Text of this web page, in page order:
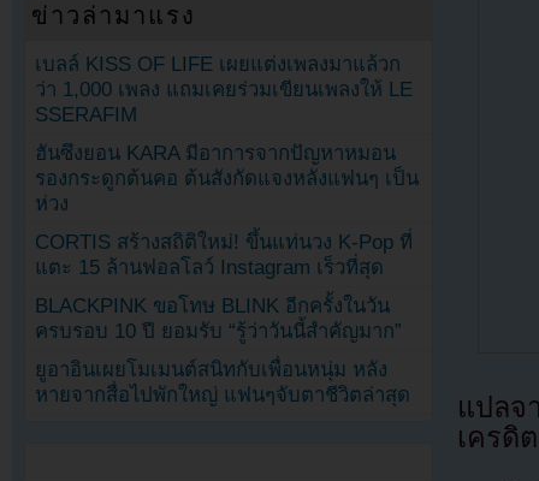
แปล
เครดิ
ข่าวล่ามาแรง
เบลล์ KISS OF LIFE เผยแต่งเพลงมาแล้วก
ว่า 1,000 เพลง แถมเคยร่วมเขียนเพลงให้ LE
SSERAFIM
ฮันซึงยอน KARA มีอาการจากปัญหาหมอน
รองกระดูกต้นคอ ต้นสังกัดแจงหลังแฟนๆ เป็น
ห่วง
CORTIS สร้างสถิติใหม่! ขึ้นแท่นวง K-Pop ที่
แตะ 15 ล้านฟอลโลว์ Instagram เร็วที่สุด
BLACKPINK ขอโทษ BLINK อีกครั้งในวัน
ครบรอบ 10 ปี ยอมรับ “รู้ว่าวันนี้สำคัญมาก”
ยูอาอินเผยโมเมนต์สนิทกับเพื่อนหนุ่ม หลัง
หายจากสื่อไปพักใหญ่ แฟนๆจับตาชีวิตล่าสุด